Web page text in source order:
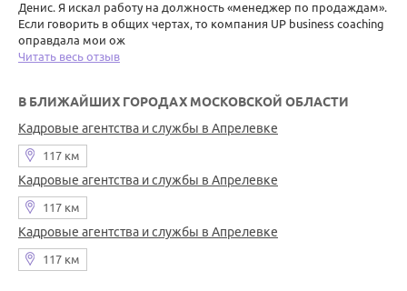
Денис. Я искал работу на должность «менеджер по продаждам».
Если говорить в общих чертах, то компания UP business coaching
оправдала мои ож
Читать весь отзыв
В БЛИЖАЙШИХ ГОРОДАХ МОСКОВСКОЙ ОБЛАСТИ
Кадровые агентства и службы в Апрелевке
117 км
Кадровые агентства и службы в Апрелевке
117 км
Кадровые агентства и службы в Апрелевке
117 км